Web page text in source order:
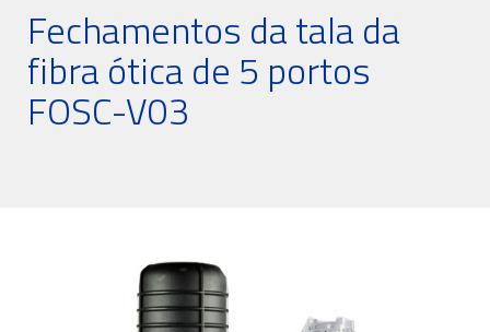
Fechamentos da tala da
fibra ótica de 5 portos
FOSC-V03